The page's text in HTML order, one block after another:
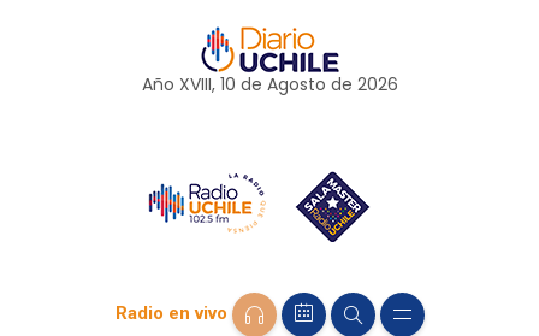
Año XVIII, 10 de Agosto de 2026
Radio en vivo